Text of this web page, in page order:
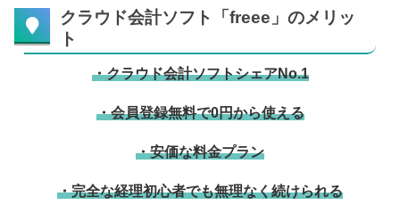
クラウド会計ソフト「freee」のメリッ
ト
・クラウド会計ソフトシェアNo.1
・会員登録無料で0円から使える
・安価な料金プラン
・完全な経理初心者でも無理なく続けられる